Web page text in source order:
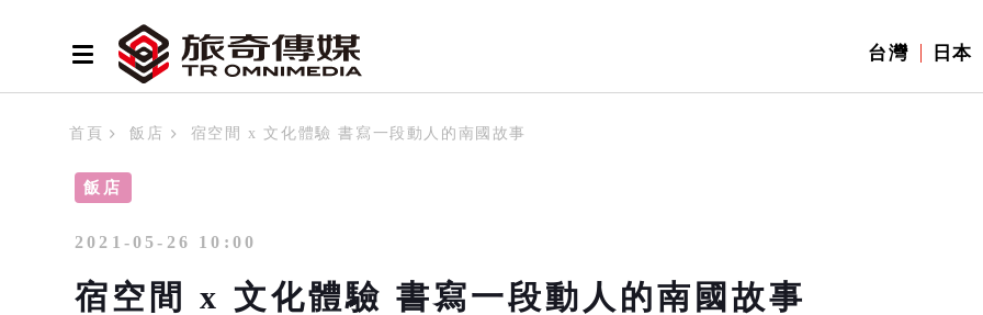
台灣 日本
首頁 飯店 宿空間 x 文化體驗 書寫一段動人的南國故事
飯店
2021-05-26 10:00
宿空間 x 文化體驗 書寫一段動人的南國故事